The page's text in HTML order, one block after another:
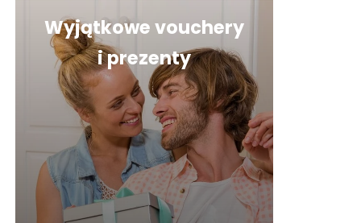
Wyjątkowe vouchery
i prezenty